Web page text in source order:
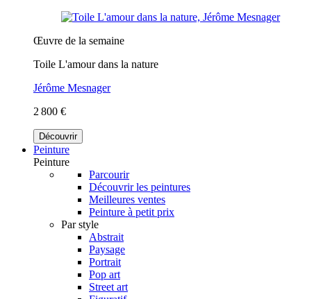
Œuvre de la semaine
Toile L'amour dans la nature
Jérôme Mesnager
2 800 €
Découvrir
Peinture
Peinture
Parcourir
Découvrir les peintures
Meilleures ventes
Peinture à petit prix
Par style
Abstrait
Paysage
Portrait
Pop art
Street art